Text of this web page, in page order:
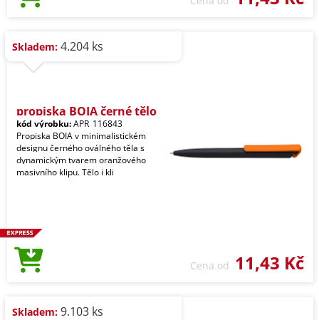
Skladem: 4.204 ks
propiska BOIA černé tělo
kód výrobku:APR_116843
Propiska BOIA v minimalistickém
designu černého oválného těla s
dynamickým tvarem oranžového
masivního klipu. Tělo i kli
Cena od 11,43 Kč
Skladem: 9.103 ks